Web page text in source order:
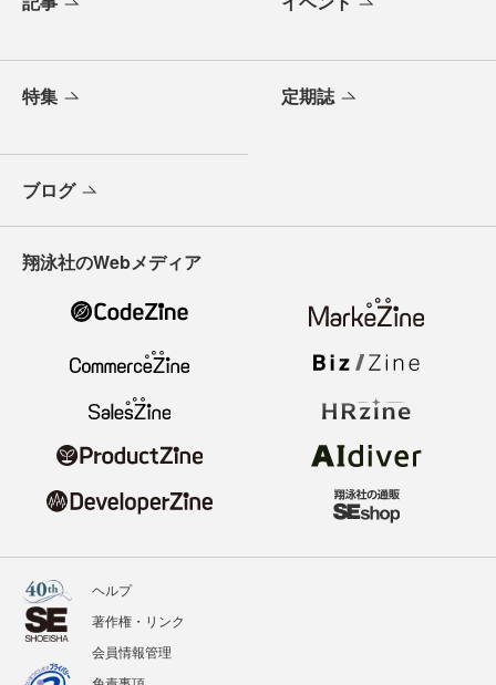
特集 定期誌
ブログ
翔泳社のWebメディア
ヘルプ
著作権・リンク
会員情報管理